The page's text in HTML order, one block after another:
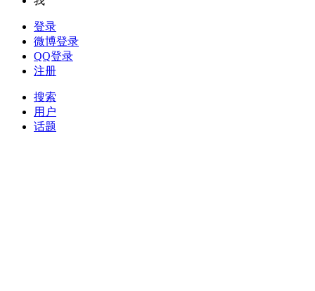
登录
微博登录
QQ登录
注册
搜索
用户
话题